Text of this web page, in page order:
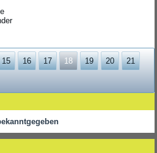
15 16 17 18 19 20 21